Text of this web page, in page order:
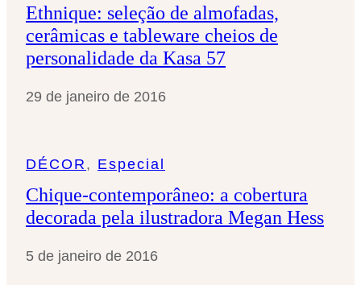
Ethnique: seleção de almofadas,
cerâmicas e tableware cheios de
personalidade da Kasa 57
29 de janeiro de 2016
DÉCOR , Especial
Chique-contemporâneo: a cobertura
decorada pela ilustradora Megan Hess
5 de janeiro de 2016